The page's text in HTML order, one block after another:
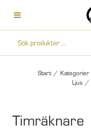
Start / Kategorier
Ljus /
Timräknare